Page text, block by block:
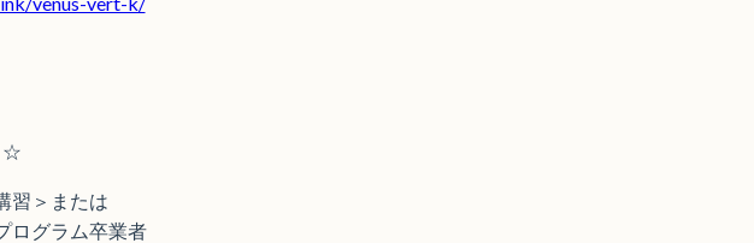
☆
習＞または
ログラム卒業者